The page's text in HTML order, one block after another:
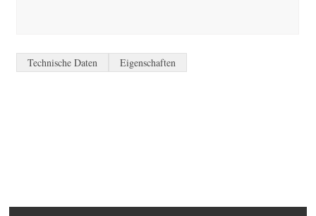
Technische Daten Eigenschaften